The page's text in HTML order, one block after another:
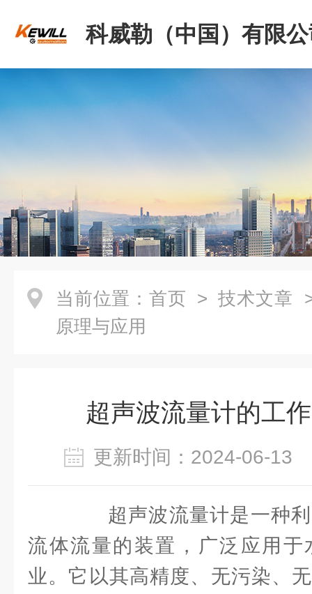
科威勒（中国）有限
当前位置： 首页 > 技术文章
原理与应用
超声波流量计的工
更新时间：2024-06-
超声波流量计是一种利
流体流量的装置，广泛应用于
业。它以其高精度、无污染、